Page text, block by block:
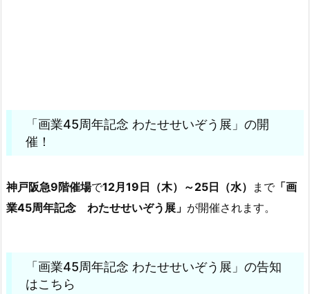
「画業45周年記念 わたせせいぞう展」の開
催！
神戸阪急9階催場で12月19日（木）～25日（水） まで「画
業45周年記念 わたせせいぞう展」 が開催されます。
「画業45周年記念 わたせせいぞう展」の告知
はこちら